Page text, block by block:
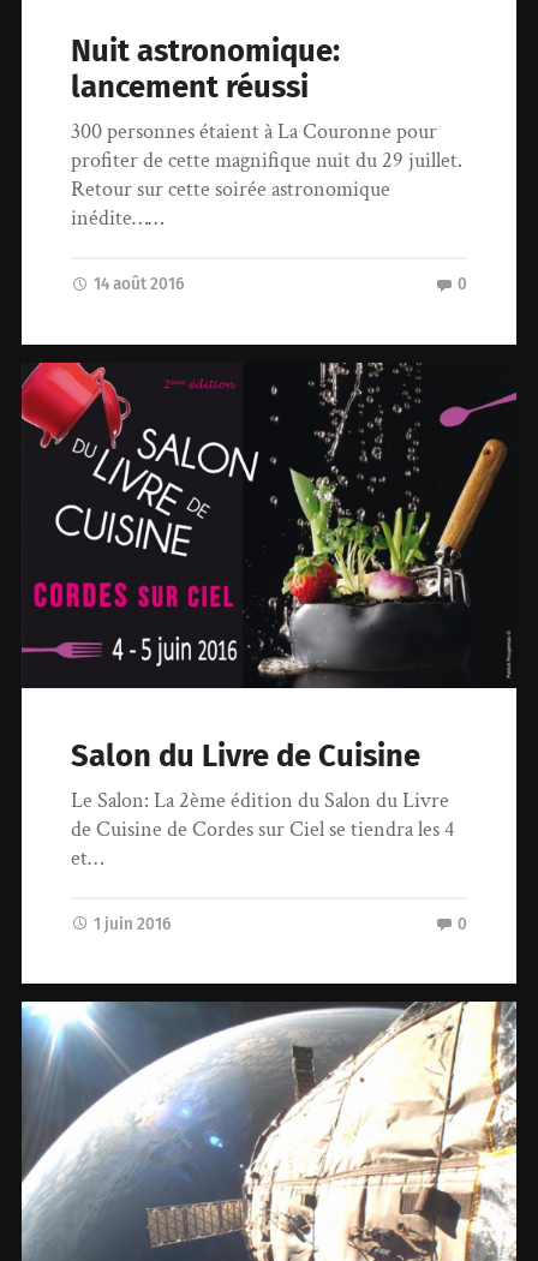
Nuit astronomique:
lancement réussi
300 personnes étaient à La Couronne pour
profiter de cette magnifique nuit du 29 juillet.
Retour sur cette soirée astronomique
inédite……
14 août 2016 0
Salon du Livre de Cuisine
Le Salon: La 2ème édition du Salon du Livre
de Cuisine de Cordes sur Ciel se tiendra les 4
et…
1 juin 2016 0